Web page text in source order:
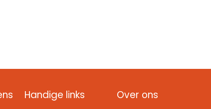
Over ons
Handige links